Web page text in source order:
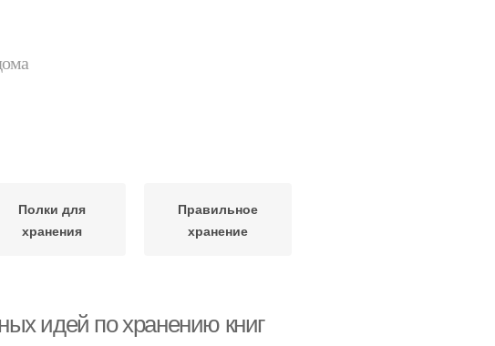
Полки для
хранения
Правильное
хранение
идей по хранению книг